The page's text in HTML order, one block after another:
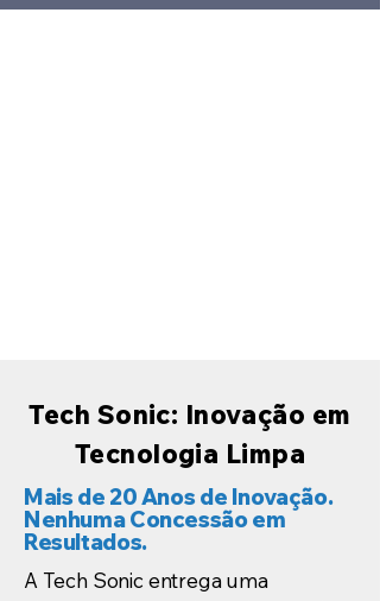
Tech Sonic: Inovação em
Tecnologia Limpa
Mais de 20 Anos de Inovação.
Nenhuma Concessão em
Resultados.
A Tech Sonic entrega uma